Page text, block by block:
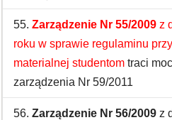
55. Zarządzenie Nr 55/2009 z
roku w sprawie regulaminu
materialnej studentom traci
zarządzenia Nr 59/2011
56. Zarządzenie Nr 56/2009 z